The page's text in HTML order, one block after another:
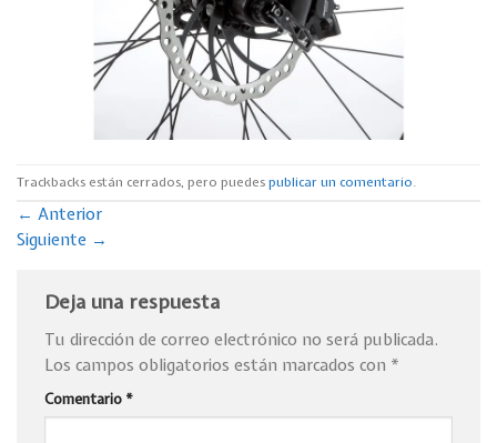
Trackbacks están cerrados, pero puedespublicar un comentario.
← Anterior
Siguiente →
Deja una respuesta
Tu dirección de correo electrónico no será publicada.
Los campos obligatorios están marcados con *
Comentario *